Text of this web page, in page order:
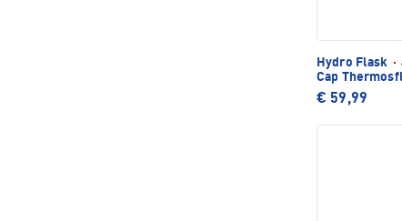
Hydro Flask ·
Cap
€ 59,99